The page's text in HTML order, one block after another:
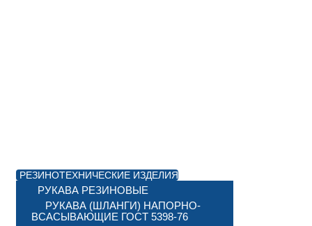
РЕЗИНОТЕХНИЧЕСКИЕ ИЗДЕЛИЯ
РУКАВА РЕЗИНОВЫЕ
РУКАВА (ШЛАНГИ) НАПОРНО-
ВСАСЫВАЮЩИЕ ГОСТ 5398-76